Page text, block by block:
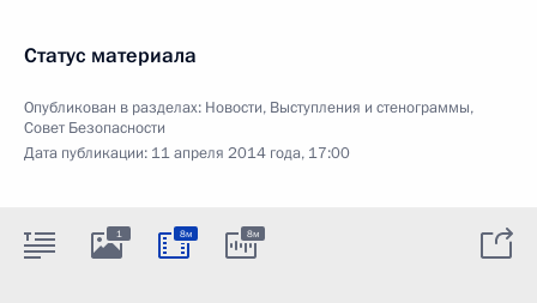
Статус материала
Опубликован в разделах: Новости, Выступления и стенограммы,
Совет Безопасности
Дата публикации: 11 апреля 2014 года, 17:00
1 8м 8м